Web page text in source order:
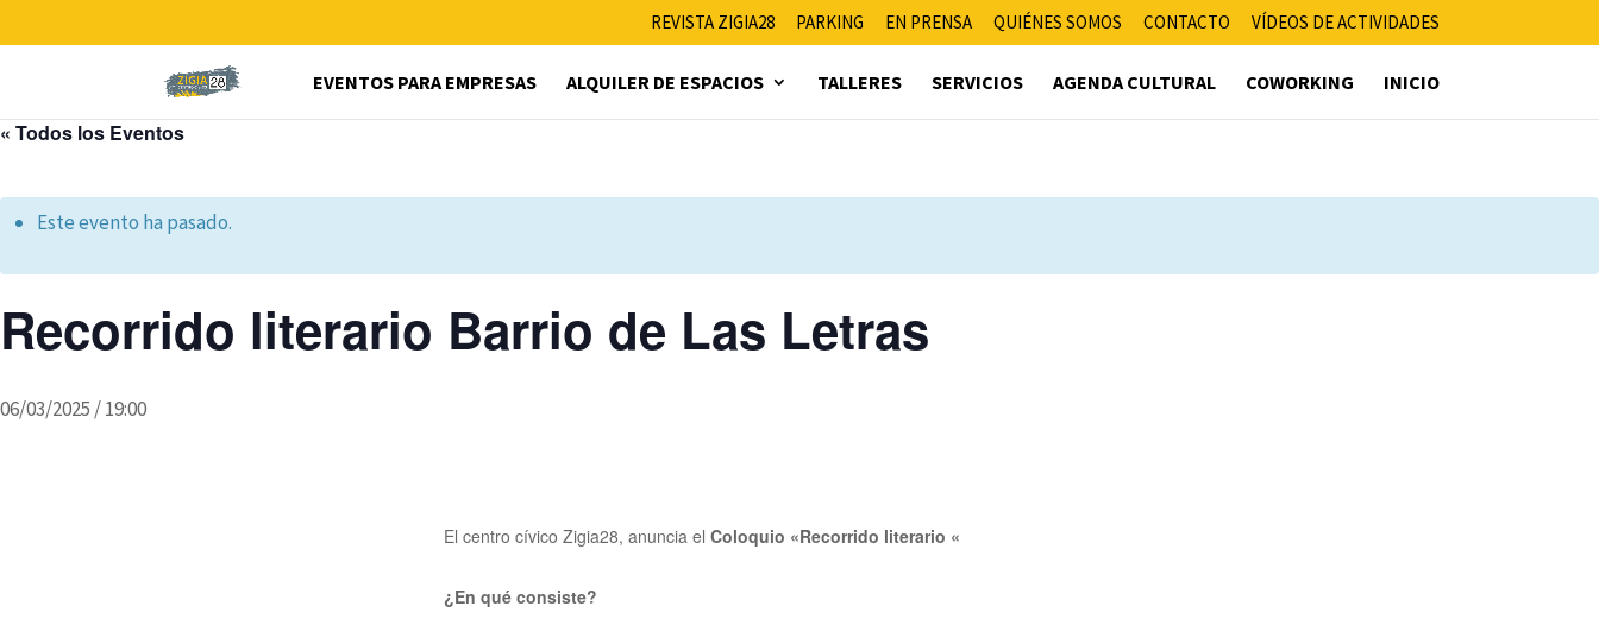
REVISTA ZIGIA28 PARKING EN PRENSA QUIÉNES SOMOS CONTACTO VÍDEOS DE ACTIVIDADES
EVENTOS PARA EMPRESAS ALQUILER DE ESPACIOS TALLERES SERVICIOS AGENDA CULTURAL COWORKING INICIO
« Todos los Eventos
Este evento ha pasado.
Recorrido literario Barrio de Las Letras
06/03/2025 / 19:00
El centro cívico Zigia28, anuncia elColoquio «Recorrido literario «
¿En qué consiste?